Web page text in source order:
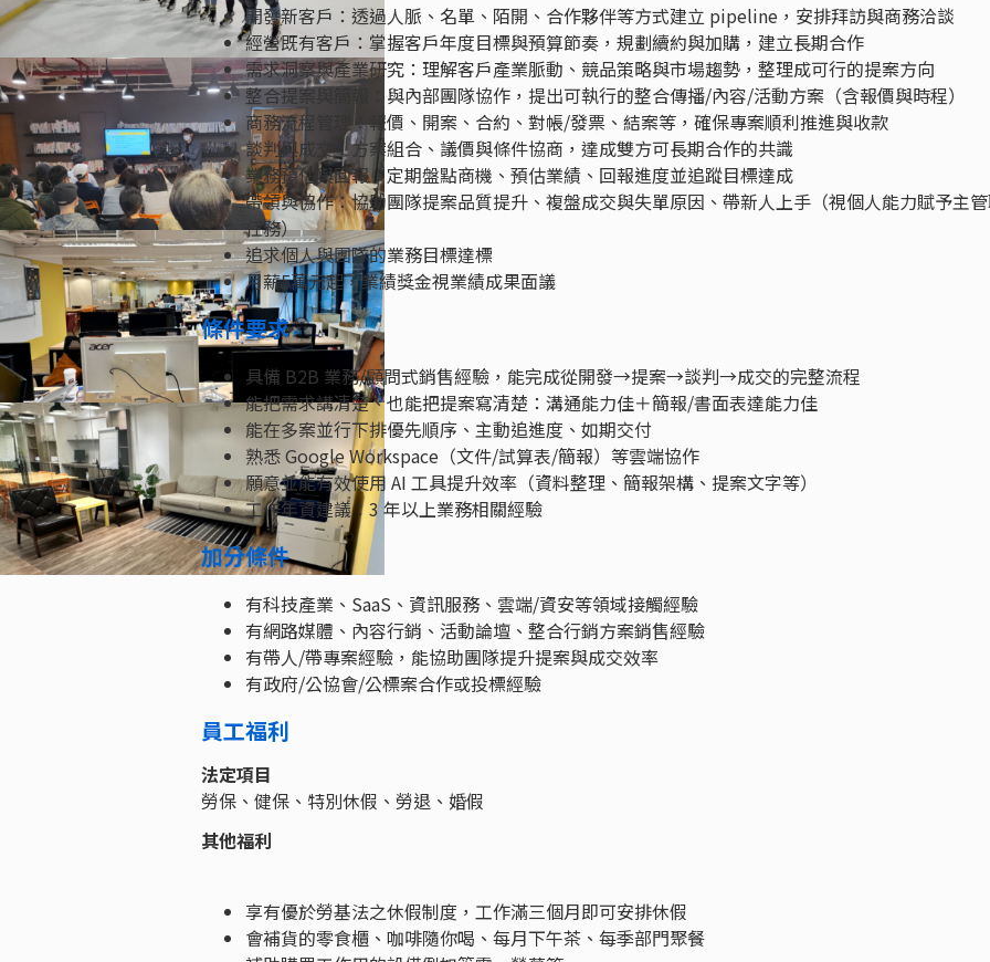
開發新客戶：透過人脈、名單、陌開、合作夥伴等方式建立 pipeline，安排拜訪與商務洽談
經營既有客戶：掌握客戶年度目標與預算節奏，規劃續約與加購，建立長期合作
需求洞察與產業研究：理解客戶產業脈動、競品策略與市場趨勢，整理成可行的提案方向
整合提案與簡報：與內部團隊協作，提出可執行的整合傳播/內容/活動方案（含報價與時程）
商務流程管理：報價、開案、合約、對帳/發票、結案等，確保專案順利推進與收款
談判與成交：方案組合、議價與條件協商，達成雙方可長期合作的共識
業務預估與回報：定期盤點商機、預估業績、回報進度並追蹤目標達成
帶領與協作：協助團隊提案品質提升、複盤成交與失單原因、帶新人上手（視個人能力賦予主
任務）
追求個人與團隊的業務目標達標
月薪5萬元起，業績獎金視業績成果面議
條件要求
具備 B2B 業務/顧問式銷售經驗，能完成從開發→提案→談判→成交的完整流程
能把需求講清楚、也能把提案寫清楚：溝通能力佳＋簡報/書面表達能力佳
能在多案並行下排優先順序、主動追進度、如期交付
熟悉 Google Workspace（文件/試算表/簡報）等雲端協作
願意並能有效使用 AI 工具提升效率（資料整理、簡報架構、提案文字等）
工作年資建議：3 年以上業務相關經驗
加分條件
有科技產業、SaaS、資訊服務、雲端/資安等領域接觸經驗
有網路媒體、內容行銷、活動論壇、整合行銷方案銷售經驗
有帶人/帶專案經驗，能協助團隊提升提案與成交效率
有政府/公協會/公標案合作或投標經驗
員工福利
法定項目
勞保、健保、特別休假、勞退、婚假
其他福利
享有優於勞基法之休假制度，工作滿三個月即可安排休假
會補貨的零食櫃、咖啡隨你喝、每月下午茶、每季部門聚餐